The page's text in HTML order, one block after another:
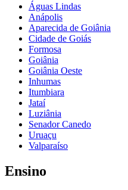
Águas Lindas
Anápolis
Aparecida de Goiânia
Cidade de Goiás
Formosa
Goiânia
Goiânia Oeste
Inhumas
Itumbiara
Jataí
Luziânia
Senador Canedo
Uruaçu
Valparaíso
Ensino